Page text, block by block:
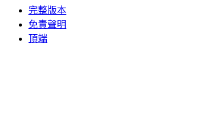
完整版本
免責聲明
頂端